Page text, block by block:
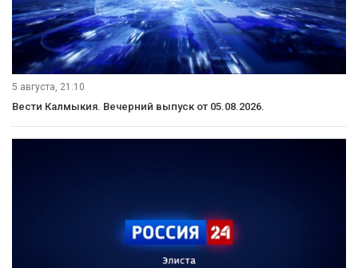
5 августа, 21:10
Вести Калмыкия. Вечерний выпуск от 05.08.2026.